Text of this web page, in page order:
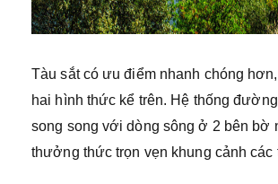
Tàu sắt có ưu điểm nhanh chóng
hai hình thức kể trên. Hệ thống
song song với dòng sông ở 2 bên bờ
thưởng thức trọn vẹn khung cảnh các